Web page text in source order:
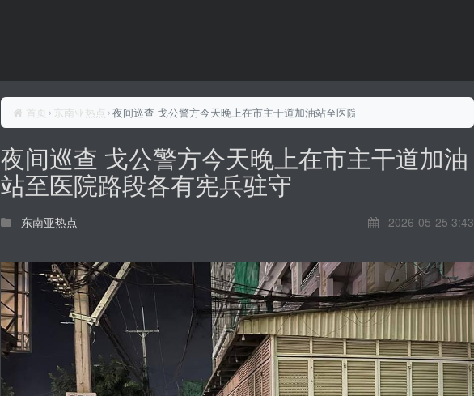
首页 东南亚热点 夜间巡查 戈公警方今天晚上在市主干道加油站至医院路段各有宪兵驻守
夜间巡查 戈公警方今天晚上在市主干道加油
站至医院路段各有宪兵驻守
东南亚热点 2026-05-25 3:43